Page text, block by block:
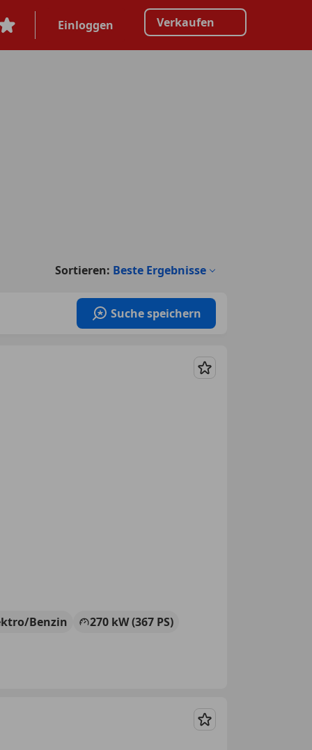
Einloggen Verkaufen
Sortieren: Beste Ergebnisse
Suche speichern
Merken
Benzin
270 kW (367 PS)
Merken